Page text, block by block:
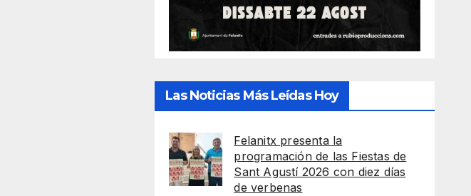
Las Noticias Más Leídas Hoy
Felanitx presenta la
programación de las Fiestas de
Sant Agustí 2026 con diez días
de verbenas